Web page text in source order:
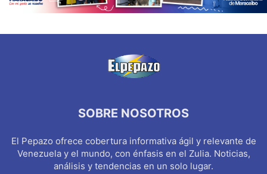
SOBRE NOSOTROS
El Pepazo ofrece cobertura informativa ágil y relevante de
Venezuela y el mundo, con énfasis en el Zulia. Noticias,
análisis y tendencias en un solo lugar.